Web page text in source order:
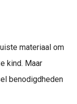
materiaal om
kind. Maar
benodigdheden